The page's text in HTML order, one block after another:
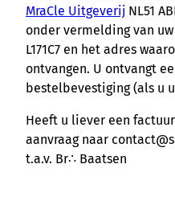
MraCle Uitgeverij NL51
onder vermelding van
L171C7 en het adres
ontvangen. U ontvangt
bestelbevestiging (als u
Heeft u liever een
aanvraag naar
t.a.v. Br∴ Baatsen